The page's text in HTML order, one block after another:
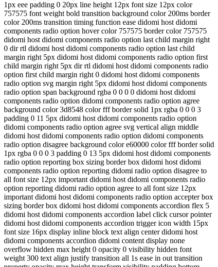
1px eee padding 0 20px line height 12px font size 12px color
757575 font weight bold transition background color 200ms border
color 200ms transition timing function ease didomi host didomi
components radio option hover color 757575 border color 757575
didomi host didomi components radio option last child margin right
0 dir rtl didomi host didomi components radio option last child
margin right 5px didomi host didomi components radio option first
child margin right 5px dir rtl didomi host didomi components radio
option first child margin right 0 didomi host didomi components
radio option svg margin right 5px didomi host didomi components
radio option span background rgba 0 0 0 0 didomi host didomi
components radio option didomi components radio option agree
background color 3d8548 color fff border solid 1px rgba 0 0 0 3
padding 0 11 5px didomi host didomi components radio option
didomi components radio option agree svg vertical align middle
didomi host didomi components radio option didomi components
radio option disagree background color e60000 color fff border solid
1px rgba 0 0 0 3 padding 0 13 5px didomi host didomi components
radio option reporting box sizing border box didomi host didomi
components radio option reporting didomi radio option disagree to
all font size 12px important didomi host didomi components radio
option reporting didomi radio option agree to all font size 12px
important didomi host didomi components radio option accepter box
sizing border box didomi host didomi components accordion flex 5
didomi host didomi components accordion label click cursor pointer
didomi host didomi components accordion trigger icon width 15px
font size 16px display inline block text align center didomi host
didomi components accordion didomi content display none
overflow hidden max height 0 opacity 0 visibility hidden font
weight 300 text align justify transition all 1s ease in out transition